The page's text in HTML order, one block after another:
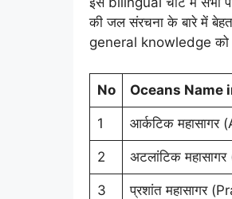
की जल संरचना के बारे में
general knowledge को
No Oceans Name
1 आर्कटिक
2 अटलांटिक
3 प्रशांत महासागर